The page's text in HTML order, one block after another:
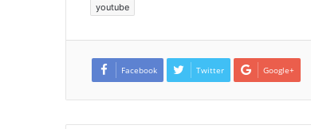
youtube
Facebook Twitter Google+